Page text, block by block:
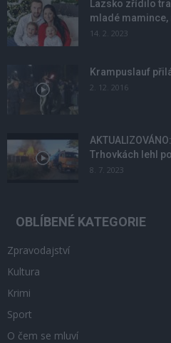
Lazsko zřídilo
mladé
14. 2. 2023
Krampuslauf
2. 12. 2016
Trhovkách lehl
8. 7. 2023
OBLÍBENÉ KATEGORIE
Zpravodajství
Kultura
Krimi
Sport
O čem se mluví